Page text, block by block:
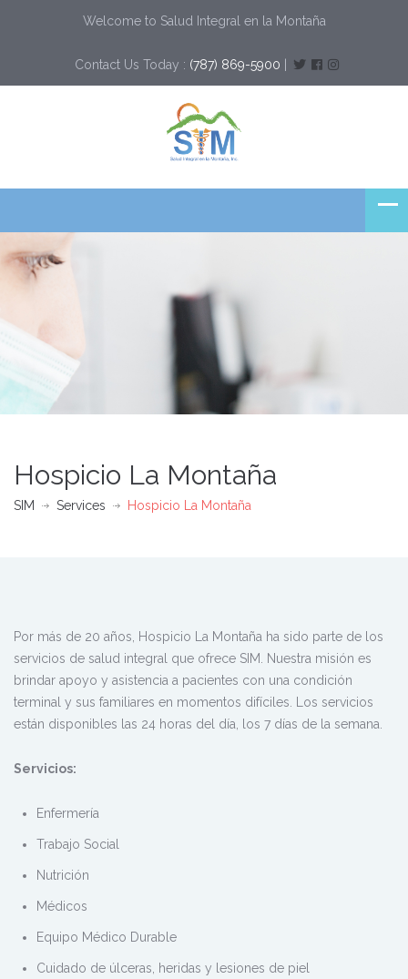
Welcome to Salud Integral en la Montaña
Contact Us Today : (787) 869-5900
Hospicio La Montaña
SIM Services Hospicio La Montaña
Por más de 20 años, Hospicio La Montaña ha sido parte de los
servicios de salud integral que ofrece SIM. Nuestra misión es
brindar apoyo y asistencia a pacientes con una condición
terminal y sus familiares en momentos difíciles. Los servicios
están disponibles las 24 horas del día, los 7 días de la semana.
Servicios:
Enfermería
Trabajo Social
Nutrición
Médicos
Equipo Médico Durable
Cuidado de úlceras, heridas y lesiones de piel